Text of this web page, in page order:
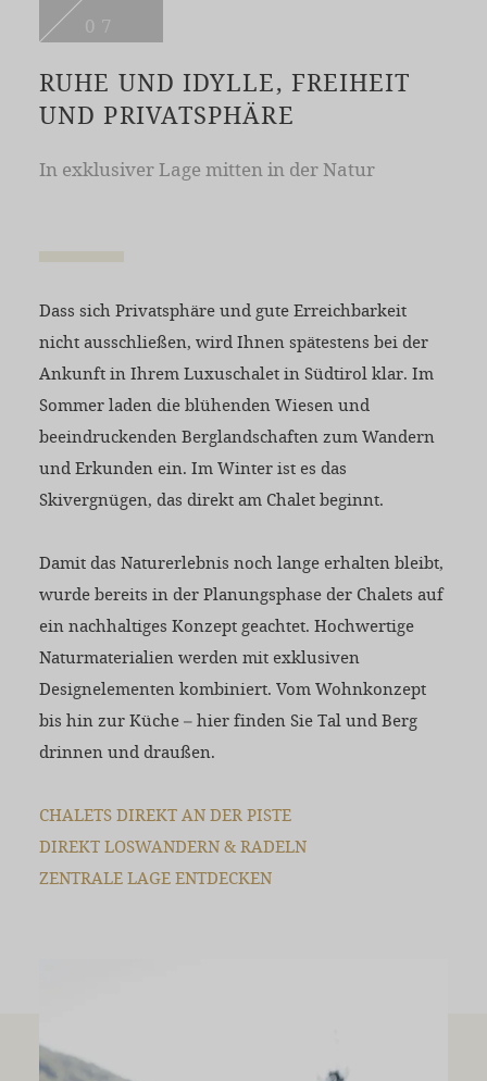
07
RUHE UND IDYLLE, FREIHEIT
UND PRIVATSPHÄRE
In exklusiver Lage mitten in der Natur
Dass sich Privatsphäre und gute Erreichbarkeit
nicht ausschließen, wird Ihnen spätestens bei der
Ankunft in Ihrem Luxuschalet in Südtirol klar. Im
Sommer laden die blühenden Wiesen und
beeindruckenden Berglandschaften zum Wandern
und Erkunden ein. Im Winter ist es das
Skivergnügen, das direkt am Chalet beginnt.
Damit das Naturerlebnis noch lange erhalten bleibt,
wurde bereits in der Planungsphase der Chalets auf
ein nachhaltiges Konzept geachtet. Hochwertige
Naturmaterialien werden mit exklusiven
Designelementen kombiniert. Vom Wohnkonzept
bis hin zur Küche – hier finden Sie Tal und Berg
drinnen und draußen.
CHALETS DIREKT AN DER PISTE
DIREKT LOSWANDERN & RADELN
ZENTRALE LAGE ENTDECKEN